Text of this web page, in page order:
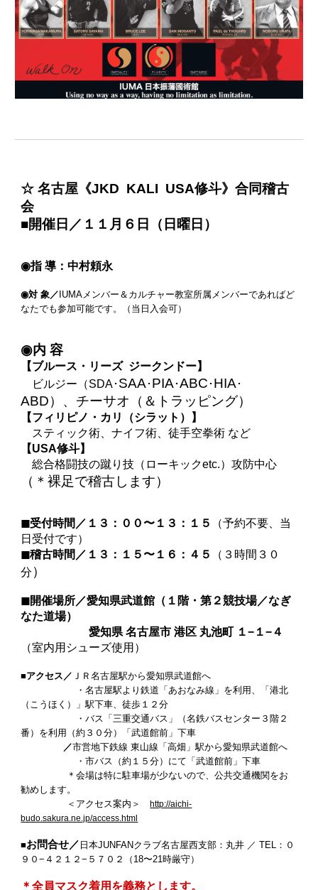
☆ 名古屋《JKD KALI USA修斗》合同稽古
会
■開催日／１１月６日（日曜日）
◉指 導：中村頼永
◉対 象／ IUMAメンバー＆カルチャー教室所属メンバーであればど
なたでも参加可能です。（当日入会可）
◉内 容
【ブルース・リーズ ジークンドー】
ビルジー（SDA･ SAA ･ PIA ･ABC ･ HIA ･
ABD）、チーサオ（＆トラッピング）
【フィリピノ・カリ（シラット）】
スティック術、ナイフ術、徒手空拳術 など
【USA修斗】
総合格闘技の蹴り技（ローキックetc.）攻防中心
（＊裸足で稽古します）
◼︎受付時間／１３：００〜１３：１５
（予約不要、当
日受付です）
◼︎稽古時間／１３：１５〜１６：４５
（３時間３０
分 ）
◼︎開催場所／愛知県武道館（１階・第２競技場／なぎ
なた道場）
愛知県 名古屋市 港区 丸池町 １−１−４
（室内用シューズ使用）
■アクセス／ ＪＲ名古屋駅から愛知県武道館へ
・名古屋駅より鉄道「あおなみ線」を利用、「港北
（こうほく）」駅下車、徒歩１２分
・バス「三重交通バス」（名鉄バスセンター３階２
番）を利用（約３０分）「武道館前」下車
／市営地下鉄線 東山線「高畑」駅から愛知県武道館へ
・市バス（約１５分）にて「武道館前」下車
＊会場は特に駐車場が少ないので、公共交通機関をお
勧めします。
＜アクセス案内＞http://aichi-
budo.sakura.ne.jp/access.html
■お問合せ／ 日本JUNFANクラブ名古屋西支部：丸井 ／ TEL：０
９０−４２１２−５７０２（18〜21時厳守）
＊全員マスク着用を義務とします。